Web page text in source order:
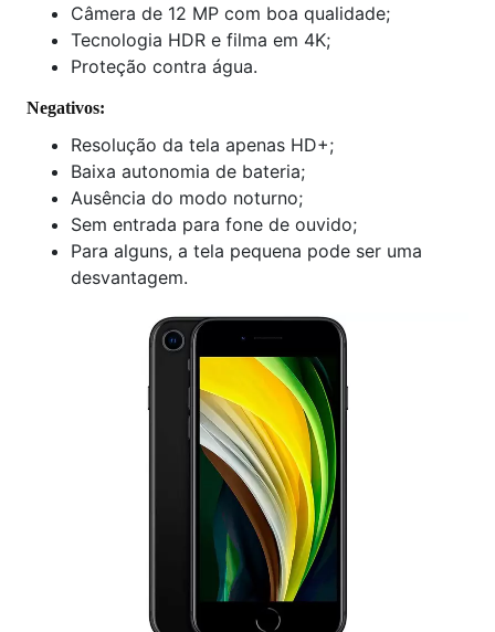
Câmera de 12 MP com boa qualidade;
Tecnologia HDR e filma em 4K;
Proteção contra água.
Negativos:
Resolução da tela apenas HD+;
Baixa autonomia de bateria;
Ausência do modo noturno;
Sem entrada para fone de ouvido;
Para alguns, a tela pequena pode ser uma
desvantagem.